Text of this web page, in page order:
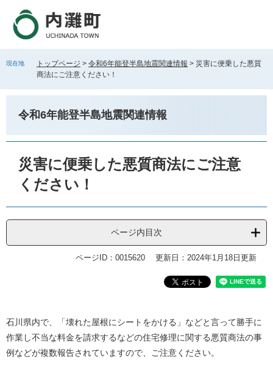
す
し
文
現在地 トップページ > 令和6年能登半島地震関連情報 > 災害に便乗した悪質
商法にご注意ください！
令和6年能登半島地震関連情報
災害に便乗した悪質商法にご注意
ください！
ページ内目次
ページID：0015620 更新日：2024年1月18日更新
石川県内で、「壊れた屋根にシートをかける」などと言って勝手に
作業し不当な料金を請求するなどの住宅修理に関する悪質商法の事
例などが複数報告されていますので、ご注意ください。